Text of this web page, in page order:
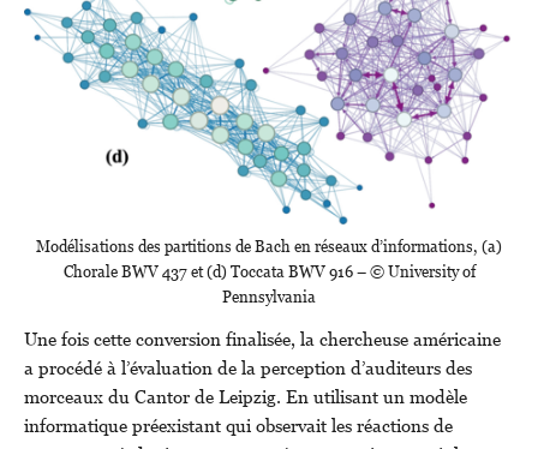
Modélisations des partitions de Bach en réseaux d’informations, (a)
Chorale BWV 437 et (d) Toccata BWV 916 – © University of
Pennsylvania
Une fois cette conversion finalisée, la chercheuse américaine
a procédé à l’évaluation de la perception d’auditeurs des
morceaux du Cantor de Leipzig. En utilisant un modèle
informatique préexistant qui observait les réactions de